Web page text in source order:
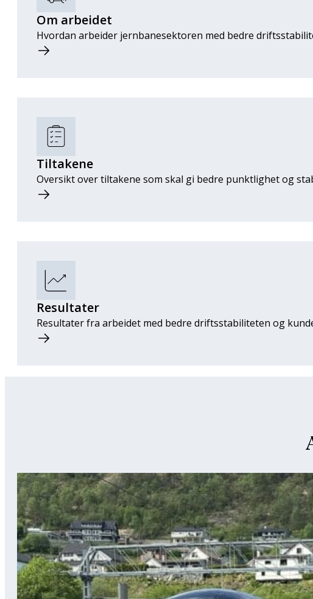
Om arbeidet
Hvordan arbeider jernbanesektoren med bedre
Tiltakene
Oversikt over tiltakene som skal gi bedre punktlighet og
Resultater
Resultater fra arbeidet med bedre driftsstabiliteten og